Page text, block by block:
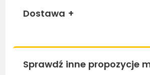
Dostawa +
Sprawdź inne propozycje